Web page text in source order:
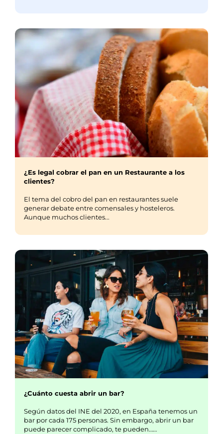
¿Es legal cobrar el pan en un Restaurante a los
clientes?
El tema del cobro del pan en restaurantes suele
generar debate entre comensales y hosteleros.
Aunque muchos clientes...
¿Cuánto cuesta abrir un bar?
Según datos del INE del 2020, en España tenemos un
bar por cada 175 personas. Sin embargo, abrir un bar
puede parecer complicado, te pueden……